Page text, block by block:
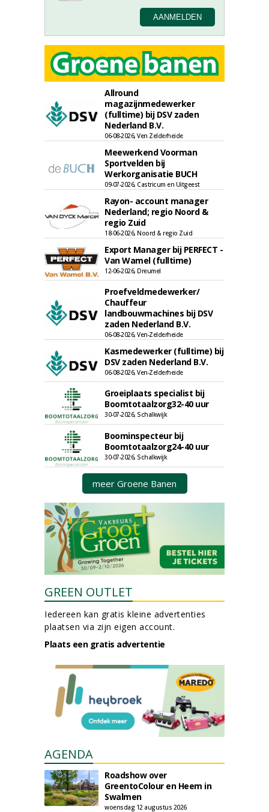
Allround
magazijnmedewerker
(fulltime) bij DSV zaden
Nederland B.V.
06-08-2026, Ven Zelderheide
Meewerkend Voorman
Sportvelden bij
Werkorganisatie BUCH
09-07-2026, Castricum en Uitgeest
Rayon- account manager
Nederland; regio Noord &
regio Zuid
18-06-2026, Noord & regio Zuid
Export Manager bij PERFECT -
Van Wamel (fulltime)
12-06-2026, Dreumel
Proefveldmedewerker/
Chauffeur
landbouwmachines bij DSV
zaden Nederland B.V.
06-08-2026, Ven-Zelderheide
Kasmedewerker (fulltime) bij
DSV zaden Nederland B.V.
06-08-2026, Ven-Zelderheide
Groeiplaats specialist bij
Boomtotaalzorg32-40 uur
30-07-2026, Schalkwijk
Boominspecteur bij
Boomtotaalzorg24-40 uur
30-07-2026, Schalkwijk
meer Groene Banen
GREEN OUTLET
Iedereen kan gratis kleine advertenties
plaatsen via zijn eigen account.
Plaats een gratis advertentie
AGENDA
Roadshow over
GreentoColour en Heem in
Swalmen
woensdag 12 augustus 2026